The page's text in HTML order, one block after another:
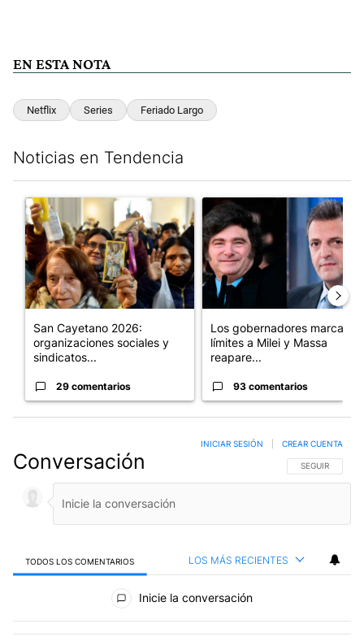
EN ESTA NOTA
Netflix Series Feriado Largo
Noticias en Tendencia
Un artículo de tendencia con el título "San Cayetano 2026:
San Cayetano 2026:
organizaciones sociales y
sindicatos...
29 comentarios
Un artículo de tendencia
Los gobernadores marcan
límites a Milei y Massa
reapare...
93 comentarios
Conversación SIGA ESTA
SEGUIR
INICIAR SESIÓN CREAR CUENTA
TODOS LOS COMENTARIOS LOS MÁS RECIENTES
Todos los comentarios
Inicie la conversación